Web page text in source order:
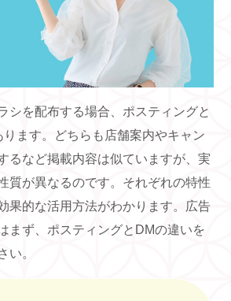
シを配布する場合、ポスティングと
ります。どちらも店舗案内やキャン
るなど掲載内容は似ていますが、実
質が異なるのです。それぞれの特性
果的な活用方法がわかります。広告
まず、ポスティングと DMの違いを
い。